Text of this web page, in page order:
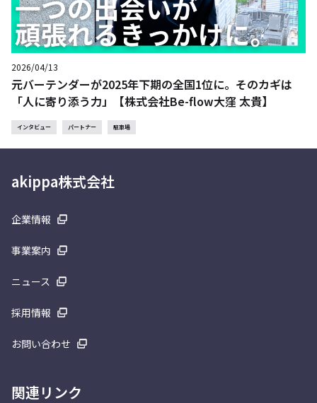
2026/04/13
元バーテンダーが2025年下期の全国1位に。そのカギは
「人に寄り添う力」【株式会社Be-flow大窪 太貴】
インタビュー パートナー 駐車場
akippa株式会社
企業情報
事業案内
ニュース
採用情報
お問い合わせ
関連リンク